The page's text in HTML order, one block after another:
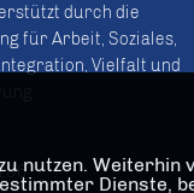
durch die
für Arbeit, Soziales,
Vielfalt und
nutzen.
Dienste,